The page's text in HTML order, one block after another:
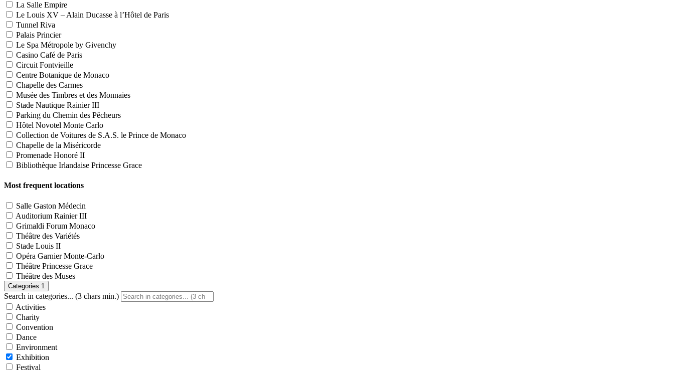
La Salle Empire
Le Louis XV – Alain Ducasse à l’Hôtel de Paris
Tunnel Riva
Palais Princier
Le Spa Métropole by Givenchy
Casino Café de Paris
Circuit Fontvieille
Centre Botanique de Monaco
Chapelle des Carmes
Musée des Timbres et des Monnaies
Stade Nautique Rainier III
Parking du Chemin des Pêcheurs
Hôtel Novotel Monte Carlo
Collection de Voitures de S.A.S. le Prince de Monaco
Chapelle de la Miséricorde
Promenade Honoré II
Bibliothèque Irlandaise Princesse Grace
Most frequent locations
Salle Gaston Médecin
Auditorium Rainier III
Grimaldi Forum Monaco
Théâtre des Variétés
Stade Louis II
Opéra Garnier Monte-Carlo
Théâtre Princesse Grace
Théâtre des Muses
Categories 1
Search in categories... (3 chars min.)
Activities
Charity
Convention
Dance
Environment
Exhibition
Festival